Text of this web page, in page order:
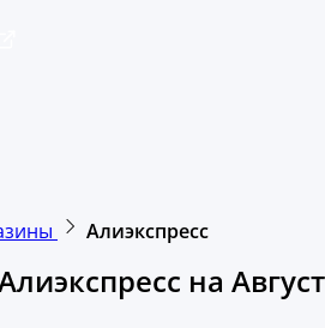
Алиэкспресс
на Август